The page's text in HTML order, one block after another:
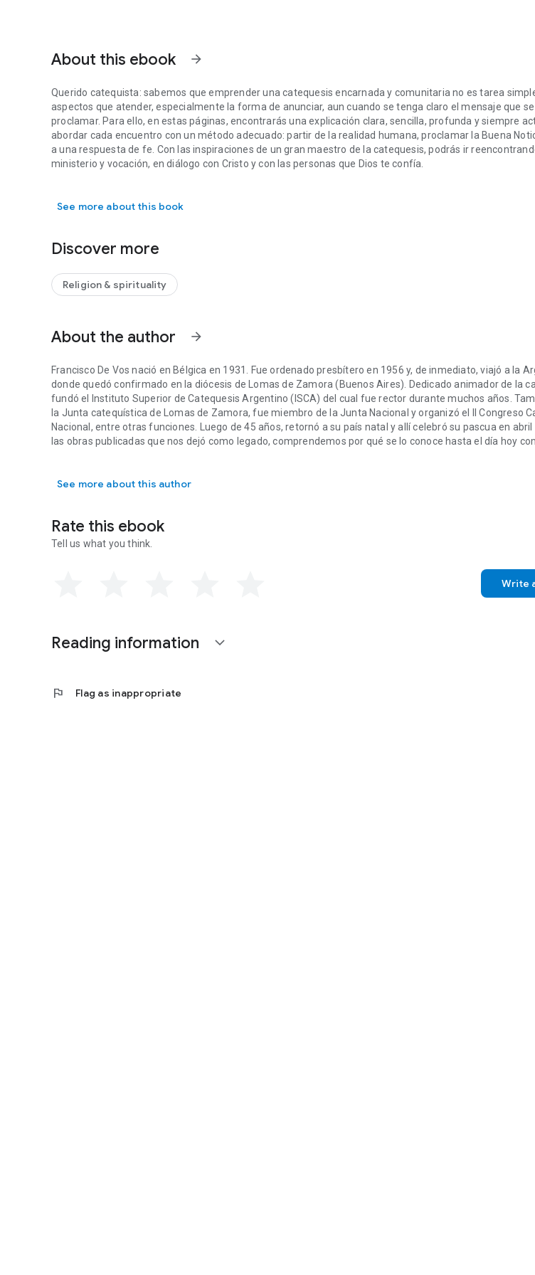
About this ebook arrow_forward
Querido catequista: sabemos que emprender una catequesis encarnada y comunitaria no es tarea
aspectos que atender, especialmente la forma de anunciar, aun cuando se tenga claro el mensaje que
proclamar. Para ello, en estas páginas, encontrarás una explicación clara, sencilla, profunda y siempre
abordar cada encuentro con un método adecuado: partir de la realidad humana, proclamar la Buena
a una respuesta de fe. Con las inspiraciones de un gran maestro de la catequesis, podrás ir
ministerio y vocación, en diálogo con Cristo y con las personas que Dios te confía.
Querido catequista: sabemos que emprender una catequesis encarnada y comunitaria no es tarea
See more about this book
Discover more
Religion & spirituality
About the author arrow_forward
Francisco De Vos nació en Bélgica en 1931. Fue ordenado presbítero en 1956 y, de inmediato, viajó a la
donde quedó confirmado en la diócesis de Lomas de Zamora (Buenos Aires). Dedicado animador de la
fundó el Instituto Superior de Catequesis Argentino (ISCA) del cual fue rector durante muchos años.
la Junta catequística de Lomas de Zamora, fue miembro de la Junta Nacional y organizó el II Congreso
Nacional, entre otras funciones. Luego de 45 años, retornó a su país natal y allí celebró su pascua en abril
las obras publicadas que nos dejó como legado, comprendemos por qué se lo conoce hasta el día hoy
Francisco De Vos nació en Bélgica en 1931. Fue ordenado presbítero en 1956 y, de inmediato, viajó a
See more about this author
Rate this ebook
Tell us what you think.
Write
Reading information expand_more
flag Flag as inappropriate